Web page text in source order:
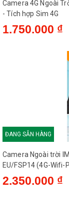
Camera 4G Ngoài
- Tích hợp Sim 4G
1.750.000 ₫
ĐANG SẴN HÀNG
Camera Ngoài trời
EU/FSP14 (4G-Wifi-
2.350.000 ₫